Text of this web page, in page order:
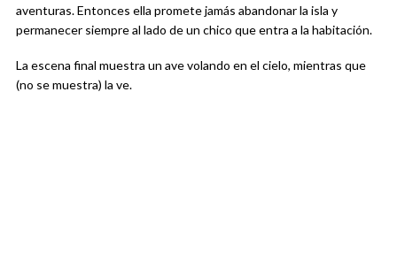
aventuras. Entonces ella promete jamás abandonar la isla y
permanecer siempre al lado de un chico que entra a la habitación.
La escena final muestra un ave volando en el cielo, mientras que
(no se muestra) la ve.